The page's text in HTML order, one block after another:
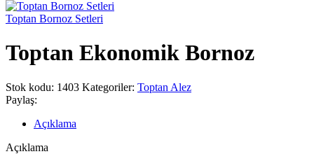
Toptan Bornoz Setleri
Toptan Ekonomik Bornoz
Stok kodu: 1403 Kategoriler: Toptan Alez
Paylaş:
Açıklama
Açıklama